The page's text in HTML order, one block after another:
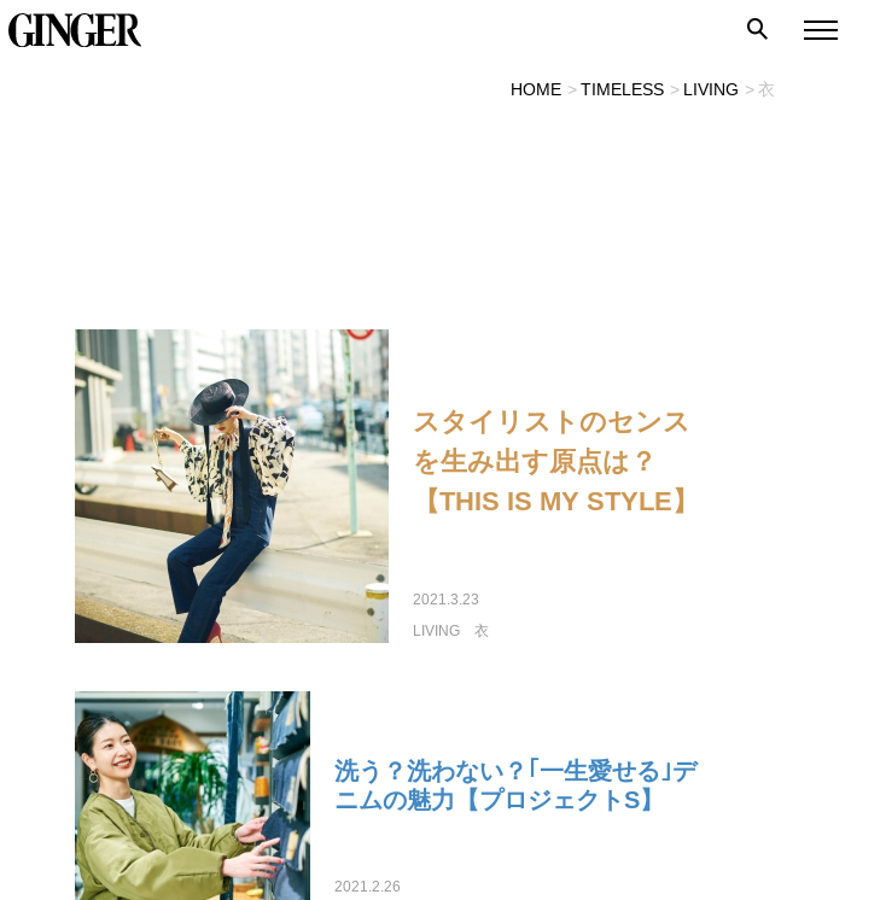
HOME TIMELESS LIVING 衣
スタイリストのセンス
を生み出す原点は？
【THIS IS MY STYLE】
2021.3.23
LIVING
衣
洗う？洗わない？｢一生愛せる｣デ
ニムの魅力【プロジェクトS】
2021.2.26